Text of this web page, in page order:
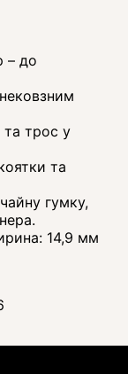
– до
трос у
та
гумку,
14,9 мм